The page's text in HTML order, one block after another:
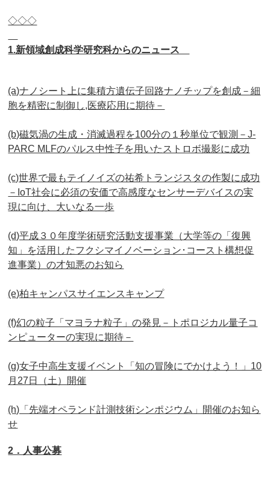
◇◇◇
1.新領域創成科学研究科からのニュース
(a)ナノシート上に集積方遺伝子回路ナノチップを創成－細
胞を精密に制御し,医療応用に期待－
(b)磁気渦の生成・消滅過程を100分の１秒単位で観測－J-
PARC MLFのパルス中性子を用いたストロボ撮影に成功
(c)世界で最もテイノイズの祐希トランジスタの作製に成功
－IoT社会に必須の安価で高感度なセンサーデバイスの実
現に向け、大いなる一歩
(d)平成３０年度学術研究活動支援事業（大学等の「復興
知」を活用したフクシマイノベーション･コースト構想促
進事業）の才知悪のお知ら
(e)柏キャンパスサイエンスキャンプ
(f)幻の粒子「マヨラナ粒子」の発見－トポロジカル量子コ
ンピューターの実現に期待－
(g)女子中高生支援イベント「知の冒険にでかけよう！」10
月27日（土）開催
(h)「先端オペランド計測技術シンポジウム」開催のお知ら
せ
2．人事公募